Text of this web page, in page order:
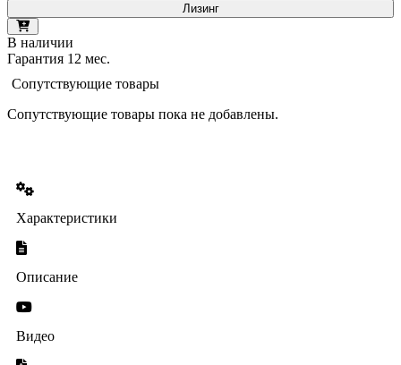
Лизинг
В наличии
Гарантия 12 мес.
Сопутствующие товары
Сопутствующие товары пока не добавлены.
Характеристики
Описание
Видео